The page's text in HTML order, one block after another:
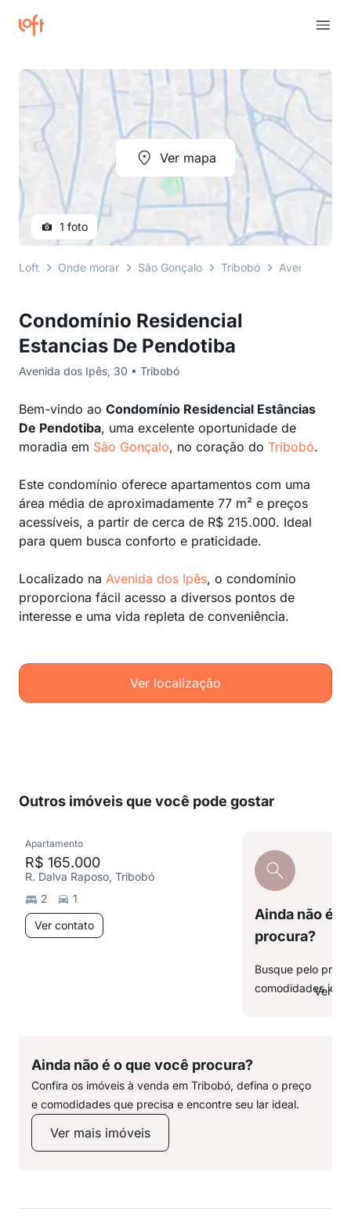
Condomínio Residencial
Estancias De Pendotiba
Avenida dos Ipês, 30 • Tribobó
Bem-vindo ao Condomínio Residencial Estâncias
De Pendotiba, uma excelente oportunidade de
moradia em São Gonçalo, no coração do Tribobó.
Este condomínio oferece apartamentos com uma
área média de aproximadamente 77 m² e preços
acessíveis, a partir de cerca de R$ 215.000. Ideal
para quem busca conforto e praticidade.
Localizado na Avenida dos Ipês, o condomínio
proporciona fácil acesso a diversos pontos de
interesse e uma vida repleta de conveniência.
Ver localização
Ver mapa
1 foto
Loft Onde morar São Gonçalo Tribobó Avenida dos
Outros imóveis que você pode gostar
Apartamento
R$ 165.000
R. Dalva Raposo, Tribobó
2
1
Ver contato
Ainda não é
procura?
Busque pelo
comodidadesVer
Ainda não é o que você procura?
Confira os imóveis à venda em Tribobó, defina o preço
e comodidades que precisa e encontre seu lar ideal.
Ver mais imóveis